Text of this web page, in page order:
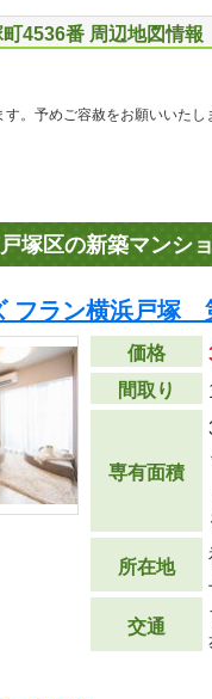
4536番 周辺地図情報
。予めご容赦をお願いいたし
塚区の新築マンシ
フラン横浜戸塚
価格
間取り
専有面積
所在地
交通